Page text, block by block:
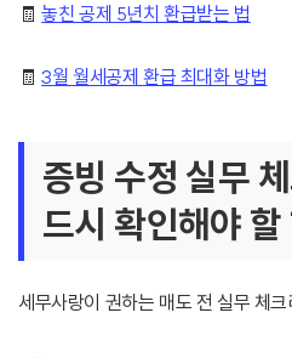
🧾놓친 공제 5년치 환급받는 법
🧾3월 월세공제 환급 최대화 방법
증빙 수정 실무
드시 확인해야 할
세무사랑이 권하는 매도 전 실무 체